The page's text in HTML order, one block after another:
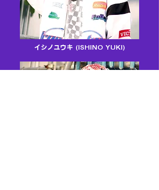
イシノユウキ (ISHINO YUKI)